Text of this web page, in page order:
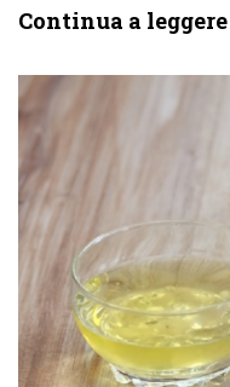
Continua a